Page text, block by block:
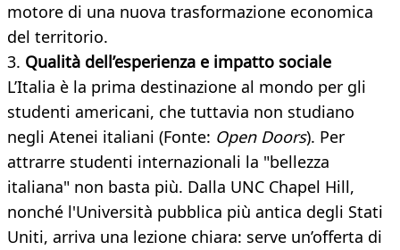
motore di una nuova trasformazione economica
del territorio.
3. Qualità dell’esperienza e impatto sociale
L’Italia è la prima destinazione al mondo per gli
studenti americani, che tuttavia non studiano
negli Atenei italiani (Fonte: Open Doors). Per
attrarre studenti internazionali la "bellezza
italiana" non basta più. Dalla UNC Chapel Hill,
nonché l'Università pubblica più antica degli Stati
Uniti, arriva una lezione chiara: serve un’offerta di